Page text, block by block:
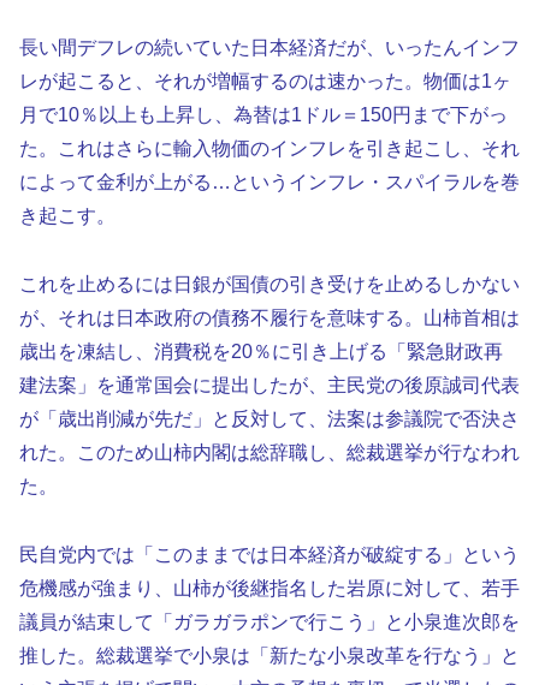
長い間デフレの続いていた日本経済だが、いったんインフ
レが起こると、それが増幅するのは速かった。物価は1ヶ
月で10％以上も上昇し、為替は1ドル＝150円まで下がっ
た。これはさらに輸入物価のインフレを引き起こし、それ
によって金利が上がる…というインフレ・スパイラルを巻
き起こす。
これを止めるには日銀が国債の引き受けを止めるしかない
が、それは日本政府の債務不履行を意味する。山柿首相は
歳出を凍結し、消費税を20％に引き上げる「緊急財政再
建法案」を通常国会に提出したが、主民党の後原誠司代表
が「歳出削減が先だ」と反対して、法案は参議院で否決さ
れた。このため山柿内閣は総辞職し、総裁選挙が行なわれ
た。
民自党内では「このままでは日本経済が破綻する」という
危機感が強まり、山柿が後継指名した岩原に対して、若手
議員が結束して「ガラガラポンで行こう」と小泉進次郎を
推した。総裁選挙で小泉は「新たな小泉改革を行なう」と